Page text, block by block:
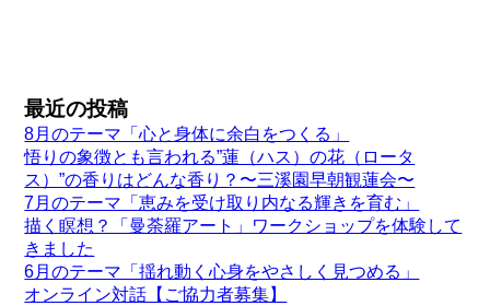
最近の投稿
8月のテーマ「心と身体に余白をつくる」
悟りの象徴とも言われる”蓮（ハス）の花（ロータ
ス）”の香りはどんな香り？〜三溪園早朝観蓮会〜
7月のテーマ「恵みを受け取り内なる輝きを育む」
描く瞑想？「曼荼羅アート」ワークショップを体験して
きました
6月のテーマ「揺れ動く心身をやさしく見つめる」
オンライン対話【ご協力者募集】